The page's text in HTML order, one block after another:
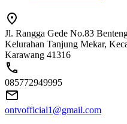
Jl. Rangga Gede No.83
Kelurahan Tanjung Mekar,
Karawang 41316
085772949995
ontvofficial1@gmail.com